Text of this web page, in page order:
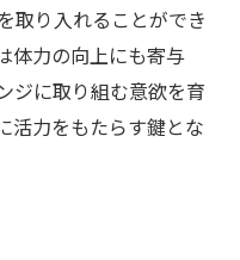
取り入れることができ
体力の向上にも寄与
ジに取り組む意欲を育
活力をもたらす鍵とな